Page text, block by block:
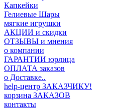
Капкейки
Гелиевые Шары
мягкие игрушки
АКЦИИ и скидки
ОТЗЫВЫ и мнения
о компании
ГАРАНТИИ юрлица
ОПЛАТА заказов
о Доставке..
help-центр ЗАКАЗЧИКУ!
корзина ЗАКАЗОВ
контакты